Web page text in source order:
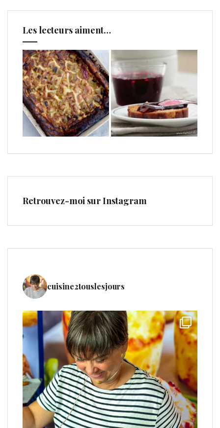
Les lecteurs aiment…
Retrouvez-moi sur Instagram
cuisine2touslesjours